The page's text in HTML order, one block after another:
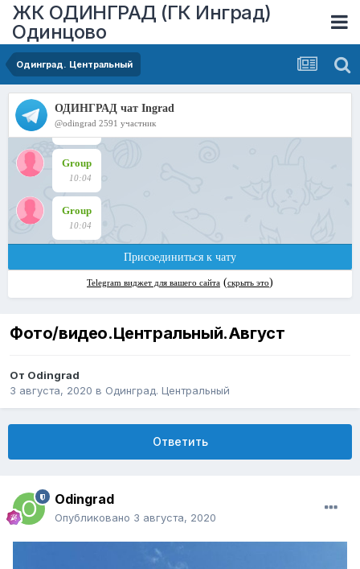
ЖК ОДИНГРАД (ГК Инград)
Одинцово
Одинград. Центральный
Фото/видео.Центральный.Август
От Odingrad
3 августа, 2020 в Одинград. Центральный
Ответить
Odingrad
Опубликовано 3 августа, 2020